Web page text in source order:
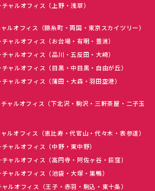
ャルオフィス（上野・浅草）
ルオフィス（錦糸町・両国・東京スカイツリー）
ャルオフィス（お台場・有明・豊洲）
ャルオフィス（品川・五反田・大崎）
ャルオフィス（目黒・中目黒・自由が丘）
ャルオフィス（蒲田・大森・羽田空港）
ャルオフィス（下北沢・駒沢・三軒茶屋・二子玉
ルオフィス（恵比寿・代官山・代々木・表参道）
ャルオフィス（中野・東中野）
ャルオフィス（高円寺・阿佐ヶ谷・荻窪）
ャルオフィス（池袋・大塚・巣鴨）
ルオフィス（王子・赤羽・駒込・東十条）